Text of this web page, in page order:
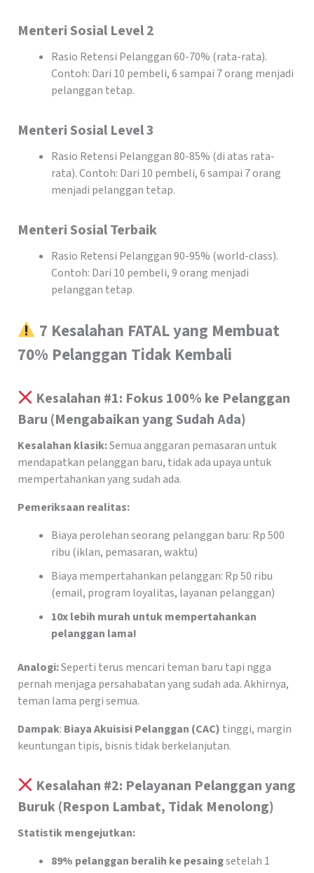
Menteri Sosial Level 2
Rasio Retensi Pelanggan 60-70% (rata-rata).
Contoh: Dari 10 pembeli, 6 sampai 7 orang menjadi
pelanggan tetap.
Menteri Sosial Level 3
Rasio Retensi Pelanggan 80-85% (di atas rata-
rata). Contoh: Dari 10 pembeli, 6 sampai 7 orang
menjadi pelanggan tetap.
Menteri Sosial Terbaik
Rasio Retensi Pelanggan 90-95% (world-class).
Contoh: Dari 10 pembeli, 9 orang menjadi
pelanggan tetap.
7 Kesalahan FATAL yang Membuat
70% Pelanggan Tidak Kembali
Kesalahan #1: Fokus 100% ke Pelanggan
Baru (Mengabaikan yang Sudah Ada)
Kesalahan klasik:Semua anggaran pemasaran untuk
mendapatkan pelanggan baru, tidak ada upaya untuk
mempertahankan yang sudah ada.
Pemeriksaan realitas:
Biaya perolehan seorang pelanggan baru: Rp 500
ribu (iklan, pemasaran, waktu)
Biaya mempertahankan pelanggan: Rp 50 ribu
(email, program loyalitas, layanan pelanggan)
10x lebih murah untuk mempertahankan
pelanggan lama!
Analogi:Seperti terus mencari teman baru tapi ngga
pernah menjaga persahabatan yang sudah ada. Akhirnya,
teman lama pergi semua.
Dampak: Biaya Akuisisi Pelanggan (CAC) tinggi, margin
keuntungan tipis, bisnis tidak berkelanjutan.
Kesalahan #2: Pelayanan Pelanggan yang
Buruk (Respon Lambat, Tidak Menolong)
Statistik mengejutkan:
89% pelanggan beralih ke pesaingsetelah 1